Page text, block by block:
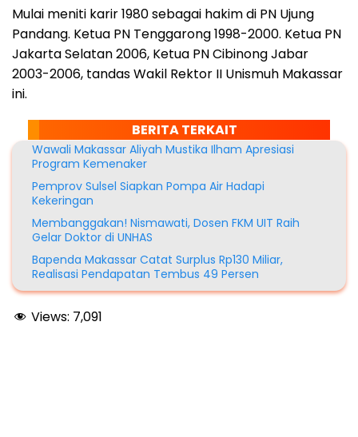
Mulai meniti karir 1980 sebagai hakim di PN Ujung
Pandang. Ketua PN Tenggarong 1998-2000. Ketua PN
Jakarta Selatan 2006, Ketua PN Cibinong Jabar
2003-2006, tandas Wakil Rektor II Unismuh Makassar
ini.
BERITA TERKAIT
Wawali Makassar Aliyah Mustika Ilham Apresiasi
Program Kemenaker
Pemprov Sulsel Siapkan Pompa Air Hadapi
Kekeringan
Membanggakan! Nismawati, Dosen FKM UIT Raih
Gelar Doktor di UNHAS
Bapenda Makassar Catat Surplus Rp130 Miliar,
Realisasi Pendapatan Tembus 49 Persen
Views: 7,091